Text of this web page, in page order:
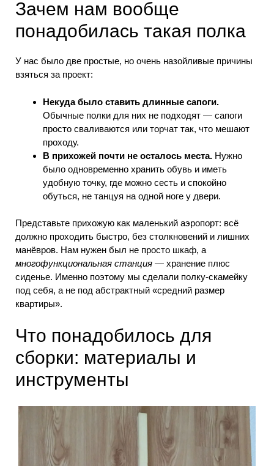
Зачем нам вообще
понадобилась такая полка
У нас было две простые, но очень назойливые причины
взяться за проект:
Некуда было ставить длинные сапоги.
Обычные полки для них не подходят — сапоги
просто сваливаются или торчат так, что мешают
проходу.
В прихожей почти не осталось места. Нужно
было одновременно хранить обувь и иметь
удобную точку, где можно сесть и спокойно
обуться, не танцуя на одной ноге у двери.
Представьте прихожую как маленький аэропорт: всё
должно проходить быстро, без столкновений и лишних
манёвров. Нам нужен был не просто шкаф, а
многофункциональная станция — хранение плюс
сиденье. Именно поэтому мы сделали полку-скамейку
под себя, а не под абстрактный «средний размер
квартиры».
Что понадобилось для
сборки: материалы и
инструменты